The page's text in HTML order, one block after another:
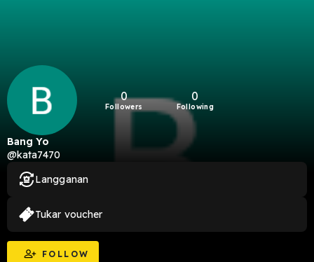
0
Followers
0
Following
Bang Yo
@kata7470
FOLLOW
Langganan
Tukar voucher